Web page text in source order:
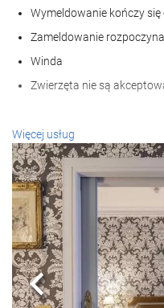
Wymeldowanie kończy się
Zameldowanie
Winda
Zwierzęta nie są
Recepcja
całodobowa recepcja
przechowalnia bagażu
Posiłki i napoje
Restauracja à la carte
Bar
Więcej usług
Poprzedni